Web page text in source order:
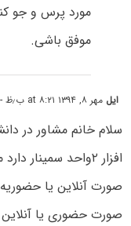
مورد پرس و جو
موفق باشی.
ایل مهر ۸, ۱۳۹۴ at ۸:۲۱ ب٫ظ - Reply
سلام خانم مشاور در
صورت آنلاین یا حضوریه
صورت حضوری یا